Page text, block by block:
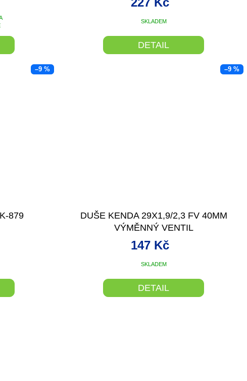
SKLADEM
DETAIL
–9 %
879
–9 %
DUŠE KENDA 29X1,9/2,3 FV 40MM
VÝMĚNNÝ VENTIL
SKLADEM
147 Kč
DETAIL